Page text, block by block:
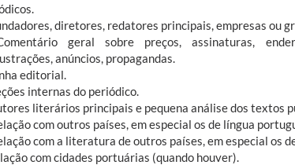
diretores, redatores principais, empresas ou
geral sobre preços, assinaturas,
anúncios, propagandas.
editorial.
internas do periódico.
literários principais e pequena análise dos textos
com outros países, em especial os de língua
com a literatura de outros países, em especial os
com cidades portuárias (quando houver).